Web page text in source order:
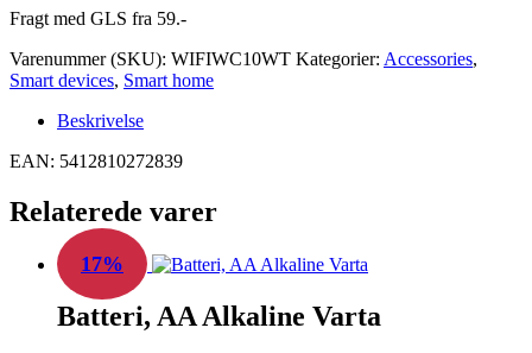
Fragt med GLS fra 59.-
Varenummer (SKU): WIFIWC10WT Kategorier: Accessories,
Smart devices, Smart home
Beskrivelse
EAN: 5412810272839
Relaterede varer
17%
Batteri, AA Alkaline Varta